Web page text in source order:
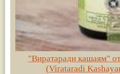
"Виратаради кашаям"
(Virataradi